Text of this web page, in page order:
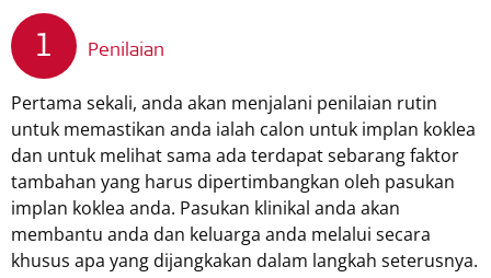
1 Penilaian
Pertama sekali, anda akan menjalani penilaian rutin
untuk memastikan anda ialah calon untuk implan koklea
dan untuk melihat sama ada terdapat sebarang faktor
tambahan yang harus dipertimbangkan oleh pasukan
implan koklea anda. Pasukan klinikal anda akan
membantu anda dan keluarga anda melalui secara
khusus apa yang dijangkakan dalam langkah seterusnya.